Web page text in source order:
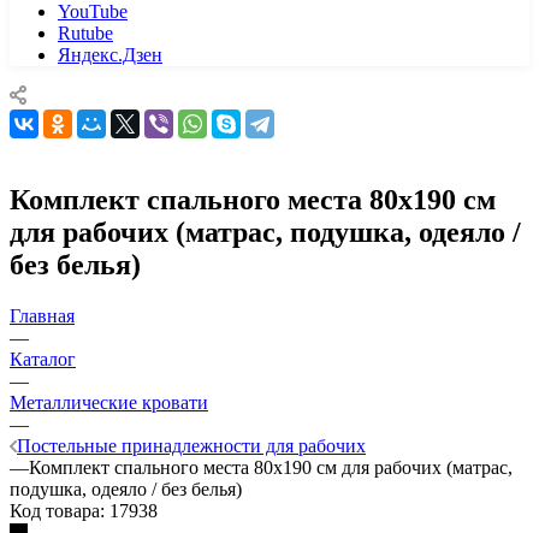
YouTube
Rutube
Яндекс.Дзен
Комплект спального места 80х190 см
для рабочих (матрас, подушка, одеяло /
без белья)
Главная
—
Каталог
—
Металлические кровати
—
Постельные принадлежности для рабочих
—Комплект спального места 80х190 см для рабочих (матрас,
подушка, одеяло / без белья)
Код товара: 17938